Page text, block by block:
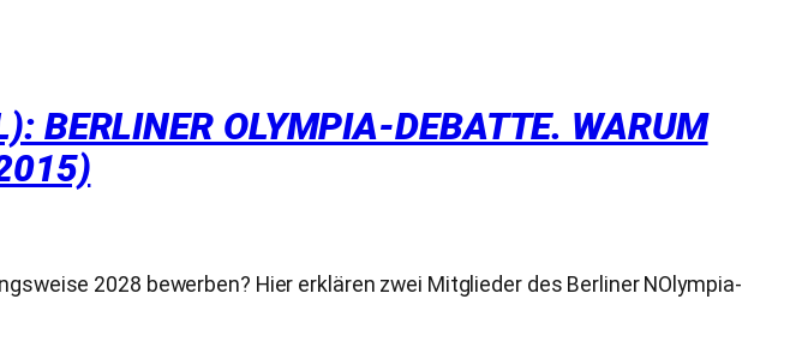
BERLINER OLYMPIA-DEBATTE. WARUM
2028 bewerben? Hier erklären zwei Mitglieder des Berliner NOlympia-